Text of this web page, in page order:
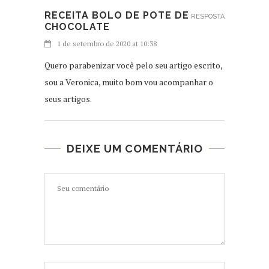
RECEITA BOLO DE POTE DE
CHOCOLATE
1 de setembro de 2020 at 10:38
Quero parabenizar você pelo seu artigo escrito,
sou a Veronica, muito bom vou acompanhar o
seus artigos.
RESPOSTA
DEIXE UM COMENTÁRIO